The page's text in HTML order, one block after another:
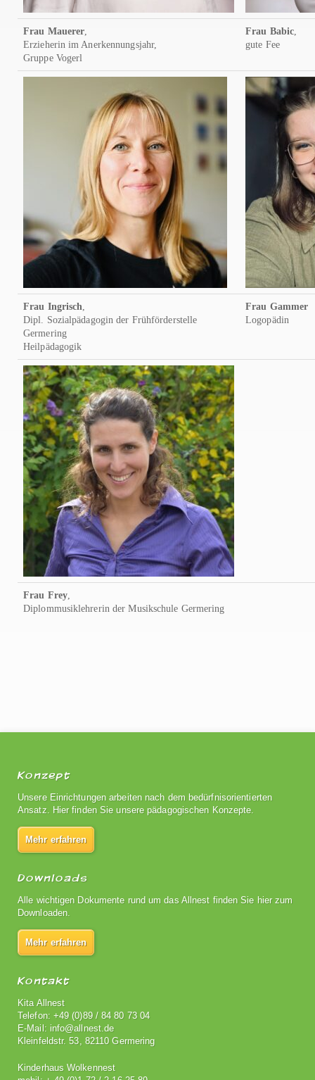
Frau Mauerer,
Erzieherin im Anerkennungsjahr,
Gruppe Vogerl
Frau Babic,
gute Fee
Frau Ingrisch,
Dipl. Sozialpädagogin der Frühförderstelle
Germering
Heilpädagogik
Frau Gammer
Logopädin
Frau Frey,
Diplommusiklehrerin der Musikschule Germering
Konzept
Unsere Einrichtungen arbeiten nach dem bedürfnisorientierten
Ansatz. Hier finden Sie unsere pädagogischen Konzepte.
Mehr erfahren
Downloads
Alle wichtigen Dokumente rund um das Allnest finden Sie hier zum
Downloaden.
Mehr erfahren
Kontakt
Kita Allnest
Telefon: +49 (0)89 / 84 80 73 04
E-Mail: info@allnest.de
Kleinfeldstr. 53, 82110 Germering
Kinderhaus Wolkennest